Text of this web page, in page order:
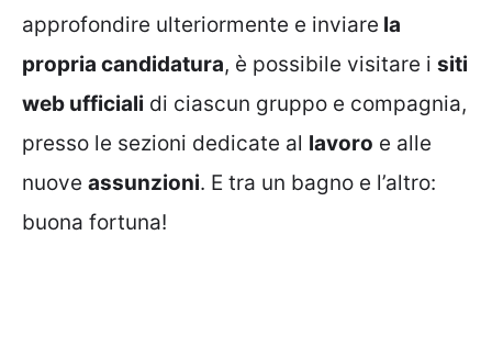
approfondire ulteriormente e inviare la
propria candidatura, è possibile visitare i siti
web ufficiali di ciascun gruppo e compagnia,
presso le sezioni dedicate al lavoro e alle
nuove assunzioni. E tra un bagno e l’altro:
buona fortuna!